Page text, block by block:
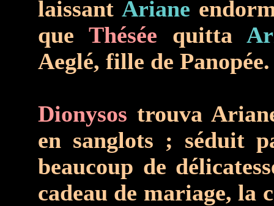
laissant Ariane
que Thésée quitta
Aeglé, fille de Panopée.
Dionysos trouva
en sanglots ; séduit
beaucoup de
cadeau de mariage, la